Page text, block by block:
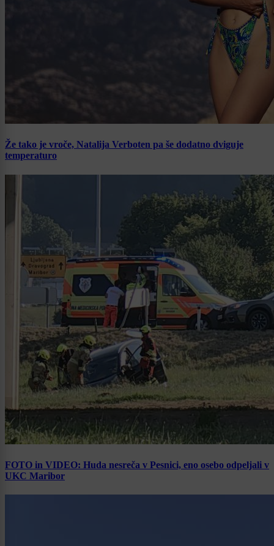
Že tako je vroče, Natalija Verboten pa še dodatno dviguje
temperaturo
FOTO in VIDEO: Huda nesreča v Pesnici, eno osebo odpeljali v
UKC Maribor